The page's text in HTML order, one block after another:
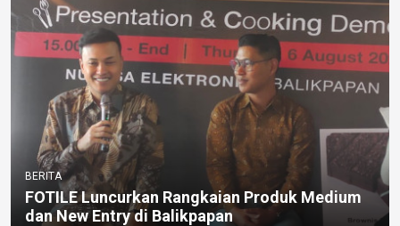
BERITA
FOTILE Luncurkan Rangkaian Produk Medium
dan New Entry di Balikpapan